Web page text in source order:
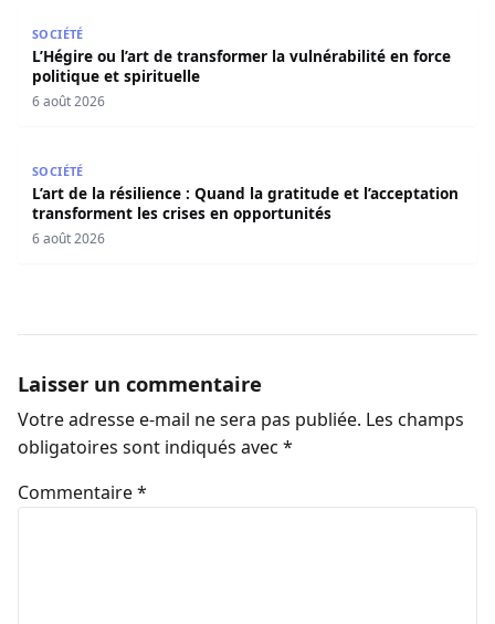
SOCIÉTÉ
L’Hégire ou l’art de transformer la vulnérabilité en force
politique et spirituelle
6 août 2026
SOCIÉTÉ
L’art de la résilience : Quand la gratitude et l’acceptation
transforment les crises en opportunités
6 août 2026
Laisser un commentaire
Votre adresse e-mail ne sera pas publiée. Les champs
obligatoires sont indiqués avec *
Commentaire*